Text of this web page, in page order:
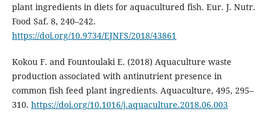
plant ingredients in diets for aquacultured fish. Eur. J. Nutr.
Food Saf. 8, 240–242.
https://doi.org/10.9734/EJNFS/2018/43861
Kokou F. and Fountoulaki E. (2018) Aquaculture waste
production associated with antinutrient presence in
common fish feed plant ingredients. Aquaculture, 495, 295–
310. https://doi.org/10.1016/j.aquaculture.2018.06.003